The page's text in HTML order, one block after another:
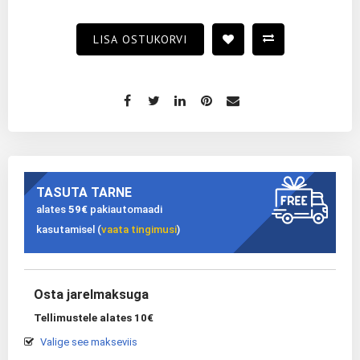
LISA OSTUKORVI
TASUTA TARNE
alates 59€ pakiautomaadi
kasutamisel (vaata tingimusi)
Osta jarelmaksuga
Tellimustele alates 10€
Valige see makseviis